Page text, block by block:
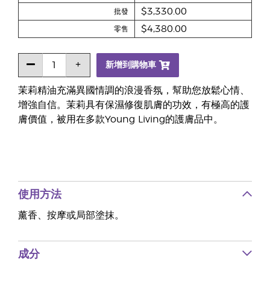
茉莉精油充滿異國情調的浪漫香氛，幫助您放鬆心情、
增強自信。茉莉具有保濕修復肌膚的功效，有極高的護
膚價值，被用在多款Young Living的護膚品中。
批發 $3,330.00
零售 $4,380.00
新增到購物車
使用方法
薰香、按摩或局部塗抹。
成分